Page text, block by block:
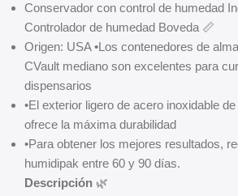
Conservador con control de humedad
Controlador de humedad Boveda 📏
Origen: USA •Los contenedores de
CVault mediano son excelentes para
dispensarios
•El exterior ligero de acero inoxidable
ofrece la máxima durabilidad
•Para obtener los mejores resultados,
humidipak entre 60 y 90 días.
Descripción 🌿